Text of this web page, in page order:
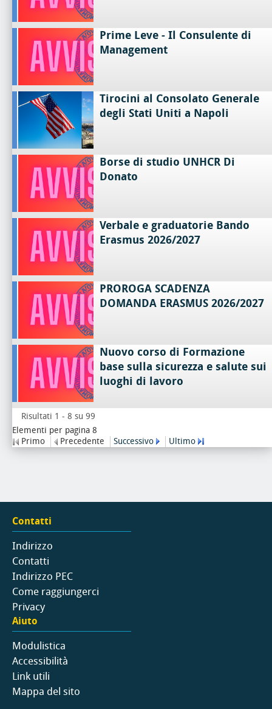
Prime Leve - Il Consulente di
Management
Tirocini al Consolato Generale
degli Stati Uniti a Napoli
Borse di studio UNHCR Di
Donato
Verbale e graduatorie Bando
Erasmus 2026/2027
PROROGA SCADENZA
DOMANDA ERASMUS 2026/2027
Nuovo corso di Formazione
base sulla sicurezza e salute sui
luoghi di lavoro
Risultati 1 - 8 su 99
Elementi per pagina 8
Primo
Precedente Successivo Ultimo
Contatti
Indirizzo
Contatti
Indirizzo PEC
Come raggiungerci
Privacy
Aiuto
Modulistica
Accessibilità
Link utili
Mappa del sito